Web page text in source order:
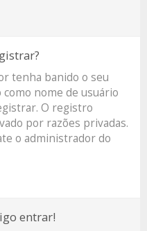
tenha banido o seu
nome de usuário
O registro
por razões privadas.
o administrador do
entrar!